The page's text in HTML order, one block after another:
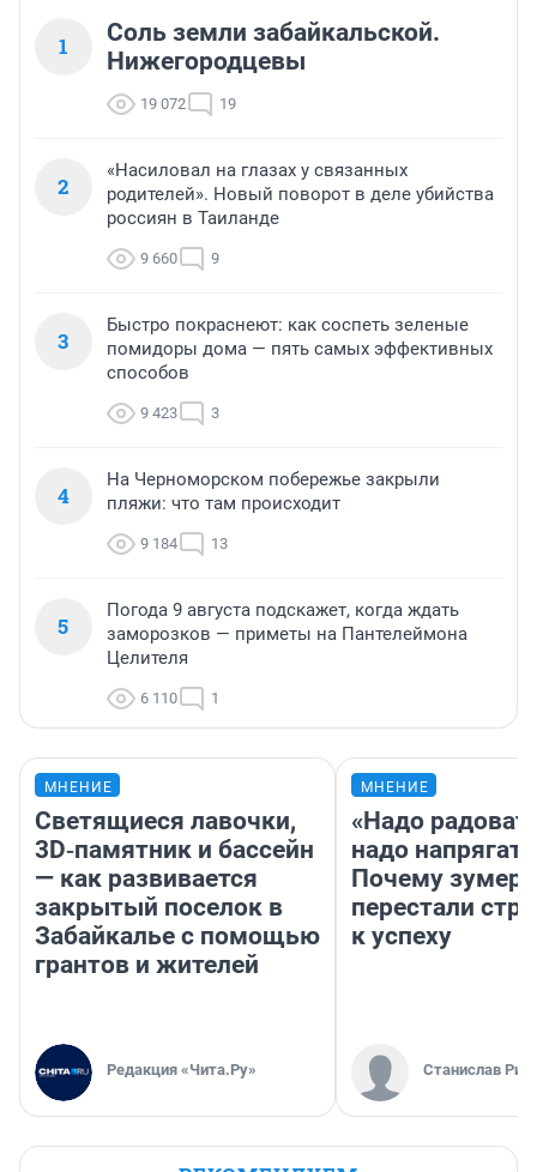
1
Соль земли забайкальской.
Нижегородцевы
19 072 19
2
«Насиловал на глазах у связанных
родителей». Новый поворот в деле убийства
россиян в Таиланде
9 660 9
3
Быстро покраснеют: как соспеть зеленые
помидоры дома — пять самых эффективных
способов
9 423 3
4
На Черноморском побережье закрыли
пляжи: что там происходит
9 184 13
5
Погода 9 августа подскажет, когда ждать
заморозков — приметы на Пантелеймона
Целителя
6 110 1
МНЕНИЕ
Светящиеся лавочки,
3D‑памятник и бассейн
— как развивается
закрытый поселок в
Забайкалье с помощью
грантов и жителей
Редакция «Чита.Ру»
МНЕНИЕ
«Надо
надо
Почему
перестали
к успеху
Станислав